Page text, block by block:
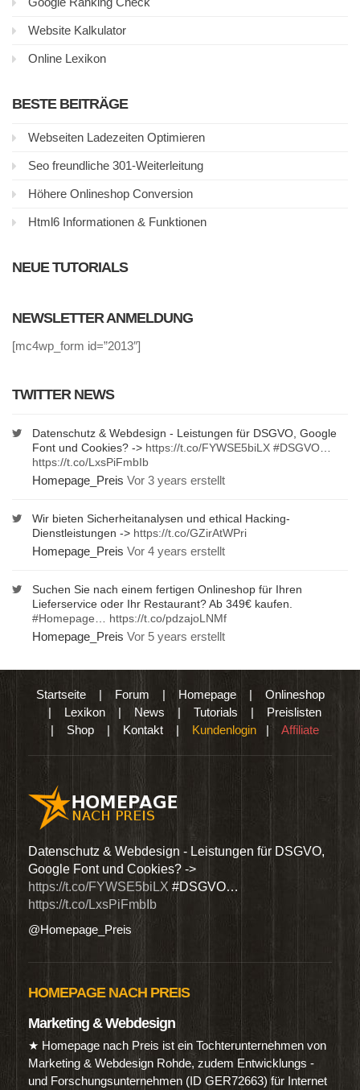
Website Kalkulator
Online Lexikon
BESTE BEITRÄGE
Webseiten Ladezeiten Optimieren
Seo freundliche 301-Weiterleitung
Höhere Onlineshop Conversion
Html6 Informationen & Funktionen
NEUE TUTORIALS
NEWSLETTER ANMELDUNG
[mc4wp_form id=”2013″]
TWITTER NEWS
Datenschutz & Webdesign - Leistungen für DSGVO, Google
Font und Cookies? -> https://t.co/FYWSE5biLX #DSGVO
https://t.co/LxsPiFmbIb
Homepage_Preis Vor 3 years erstellt
Wir bieten Sicherheitanalysen und ethical Hacking-
Dienstleistungen -> https://t.co/GZirAtWPri
Homepage_Preis Vor 4 years erstellt
Suchen Sie nach einem fertigen Onlineshop für Ihren
Lieferservice oder Ihr Restaurant? Ab 349€ kaufen.
#Homepage
https://t.co/pdzajoLNMf
Homepage_Preis Vor 5 years erstellt
Startseite| Forum | Homepage| Onlineshop
| Lexikon |News | Tutorials | Preislisten
| Shop | Kontakt | Kundenlogin | Affiliate
Datenschutz & Webdesign - Leistungen für DSGVO,
Google Font und Cookies? ->
https://t.co/FYWSE5biLX #DSGVO…
https://t.co/LxsPiFmbIb
@Homepage_Preis
HOMEPAGE NACH PREIS
Marketing & Webdesign
★ Homepage nach Preis ist ein Tochterunternehmen von
Marketing & Webdesign Rohde, zudem Entwicklungs -
und Forschungsunternehmen (ID GER72663) für Internet